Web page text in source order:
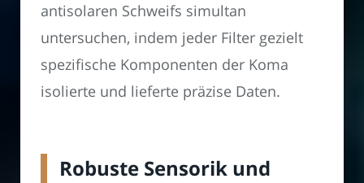
antisolaren Schweifs simultan
untersuchen, indem jeder Filter gezielt
spezifische Komponenten der Koma
isolierte und lieferte präzise Daten.
Robuste Sensorik und